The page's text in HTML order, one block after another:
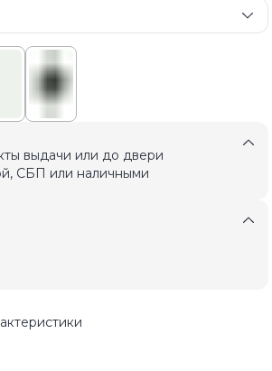
выдачи или до двери
СБП или наличными